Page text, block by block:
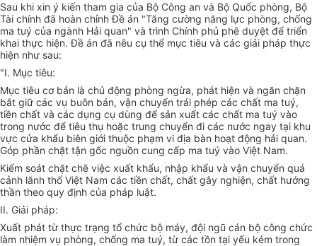
Sau khi xin ý kiến tham gia của Bộ Công an và Bộ Quốc phòng, Bộ
Tài chính đã hoàn chỉnh Đề án "Tăng cường năng lực phòng, chống
ma tuý của ngành Hải quan" và trình Chính phủ phê duyệt để triển
khai thực hiện. Đề án đã nêu cụ thể mục tiêu và các giải pháp thực
hiện như sau:
"I. Mục tiêu:
Mục tiêu cơ bản là chủ động phòng ngừa, phát hiện và ngăn chặn
bắt giữ các vụ buôn bán, vận chuyển trái phép các chất ma tuý,
tiền chất và các dụng cụ dùng để sản xuất các chất ma tuý vào
trong nước để tiêu thụ hoặc trung chuyển đi các nước ngay tại khu
vực cửa khẩu biên giới thuộc phạm vi địa bàn hoạt động hải quan.
Góp phần chặt tận gốc nguồn cung cấp ma tuý vào Việt Nam.
Kiểm soát chặt chẽ việc xuất khẩu, nhập khẩu và vận chuyển quá
cảnh lãnh thổ Việt Nam các tiền chất, chất gây nghiện, chất hướng
thần theo quy định của pháp luật.
II. Giải pháp:
Xuất phát từ thực trạng tổ chức bộ máy, đội ngũ cán bộ công chức
làm nhiệm vụ phòng, chống ma tuý, từ các tồn tại yếu kém trong